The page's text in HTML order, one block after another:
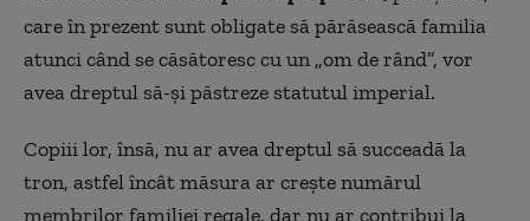
care în prezent sunt obligate să părăsească familia
atunci când se căsătoresc cu un „om de rând”, vor
avea dreptul să-și păstreze statutul imperial.
Copiii lor, însă, nu ar avea dreptul să succeadă la
tron, astfel încât măsura ar crește numărul
membrilor familiei regale, dar nu ar contribui la